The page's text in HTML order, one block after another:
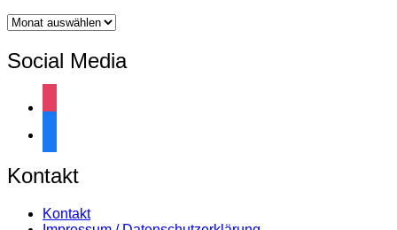
Archiv
Social Media
Kontakt
Kontakt